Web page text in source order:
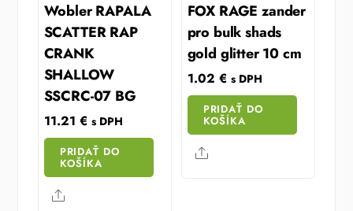
Wobler RAPALA
SCATTER RAP
CRANK
SHALLOW
SSCRC-07 BG
11.21 € s DPH
PRIDAŤ DO
KOŠÍKA
Share
FOX RAGE zander
pro bulk shads
gold glitter 10 cm
1.02 € s DPH
PRIDAŤ DO
KOŠÍKA
Share